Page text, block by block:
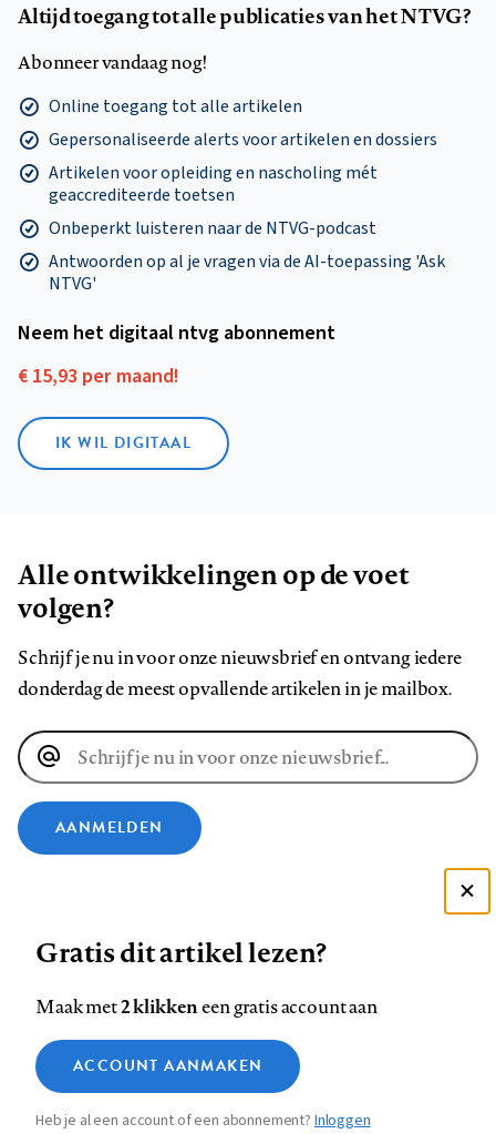
Altijd toegang tot alle publicaties van het NTVG?
Abonneer vandaag nog!
Online toegang tot alle artikelen
Gepersonaliseerde alerts voor artikelen en dossiers
Artikelen voor opleiding en nascholing mét
geaccrediteerde toetsen
Onbeperkt luisteren naar de NTVG-podcast
Antwoorden op al je vragen via de AI-toepassing 'Ask
NTVG'
Neem het digitaal ntvg abonnement
€ 15,93 per maand!
IK WIL DIGITAAL
Alle ontwikkelingen op de voet
volgen?
Schrijf je nu in voor onze nieuwsbrief en ontvang iedere
donderdag de meest opvallende artikelen in je mailbox.
E-
mailadres
AANMELDEN
ons
op
Facebook
ons
op
LinkedIn
ons
op
Bluesky
ons
op
Instagram
ons
op
YouTube
ons
Footer
navigation
Contact Colofon Disclaimer Privacy
Medische vragen verdienen
betrouwbare antwoorden
Zie onze cookie policy
Analytische cookies
Marketing cookies
Gratis dit artikel lezen?
Maak met2 klikkeneen gratis account aan
ACCOUNT AANMAKEN
Heb je al een account of een abonnement?Inloggen